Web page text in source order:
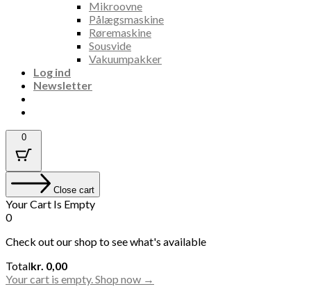
Mikroovne
Pålægsmaskine
Røremaskine
Sousvide
Vakuumpakker
Log ind
Newsletter
0
Close cart
Your Cart Is Empty
0
Check out our shop to see what's available
Cart
Total:
Totalkr. 0,00
Your cart is empty. Shop now →